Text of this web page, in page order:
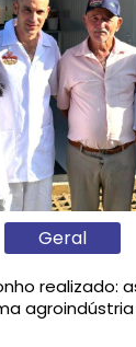
Geral
realizado: